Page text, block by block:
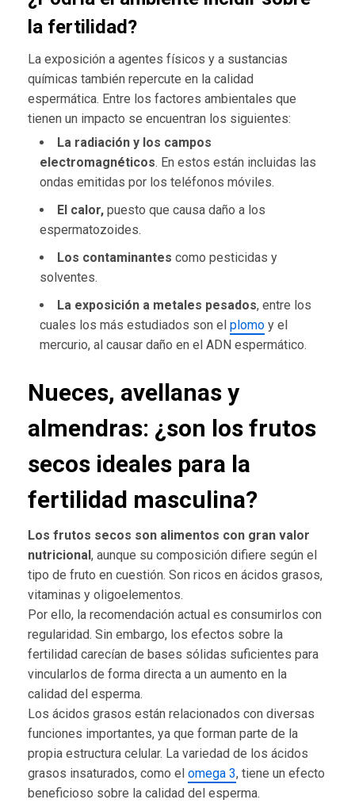
la fertilidad?
La exposición a agentes físicos y a sustancias
químicas también repercute en la calidad
espermática. Entre los factores ambientales que
tienen un impacto se encuentran los siguientes:
La radiación y los campos
electromagnéticos. En estos están incluidas las
ondas emitidas por los teléfonos móviles.
El calor, puesto que causa daño a los
espermatozoides.
Los contaminantes como pesticidas y
solventes.
La exposición a metales pesados, entre los
cuales los más estudiados son el plomo y el
mercurio, al causar daño en el ADN espermático.
Nueces, avellanas y
almendras: ¿son los frutos
secos ideales para la
fertilidad masculina?
Los frutos secos son alimentos con gran valor
nutricional, aunque su composición difiere según el
tipo de fruto en cuestión. Son ricos en ácidos grasos,
vitaminas y oligoelementos.
Por ello, la recomendación actual es consumirlos con
regularidad. Sin embargo, los efectos sobre la
fertilidad carecían de bases sólidas suficientes para
vincularlos de forma directa a un aumento en la
calidad del esperma.
Los ácidos grasos están relacionados con diversas
funciones importantes, ya que forman parte de la
propia estructura celular. La variedad de los ácidos
grasos insaturados, como el omega 3, tiene un efecto
beneficioso sobre la calidad del esperma.